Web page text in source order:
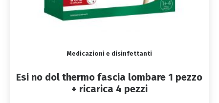
Medicazioni e disinfettanti
Esi no dol thermo fascia lombare 1 pezzo
+ ricarica 4 pezzi